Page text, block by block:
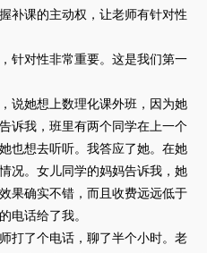
补课的主动权，让老师有针对性
对性非常重要。这是我们第一
她想上数理化课外班，因为她
诉我，班里有两个同学在上一个
也想去听听。我答应了她。在她
况。女儿同学的妈妈告诉我，她
果确实不错，而且收费远远低于
电话给了我。
了个电话，聊了半个小时。老